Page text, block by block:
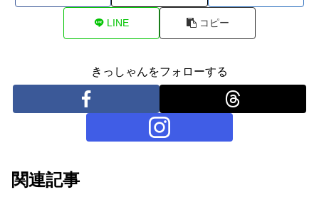
LINE コピー
きっしゃんをフォローする
関連記事